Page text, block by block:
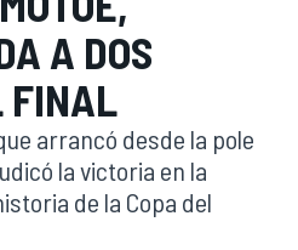
A DOS
FINAL
arrancó desde la pole
la victoria en la
de la Copa del